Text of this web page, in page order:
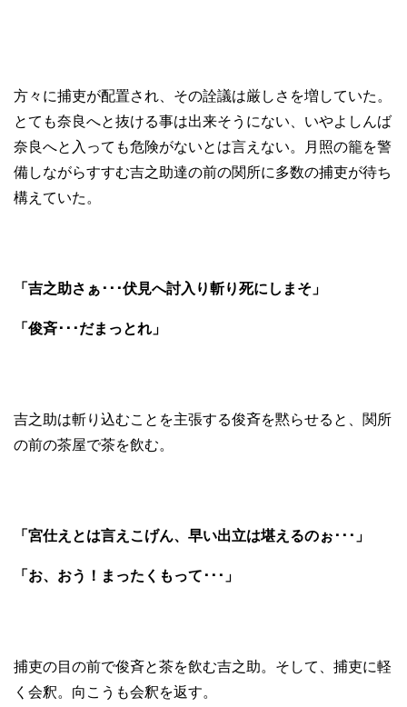
方々に捕吏が配置され、その詮議は厳しさを増していた。
とても奈良へと抜ける事は出来そうにない、いやよしんば
奈良へと入っても危険がないとは言えない。月照の籠を警
備しながらすすむ吉之助達の前の関所に多数の捕吏が待ち
構えていた。
「吉之助さぁ･･･伏見へ討入り斬り死にしまそ」
「俊斉･･･だまっとれ」
吉之助は斬り込むことを主張する俊斉を黙らせると、関所
の前の茶屋で茶を飲む。
「宮仕えとは言えこげん、早い出立は堪えるのぉ･･･」
「お、おう！まったくもって･･･」
捕吏の目の前で俊斉と茶を飲む吉之助。そして、捕吏に軽
く会釈。向こうも会釈を返す。